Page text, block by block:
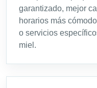
garantizado, mejor
horarios más
o servicios
miel.